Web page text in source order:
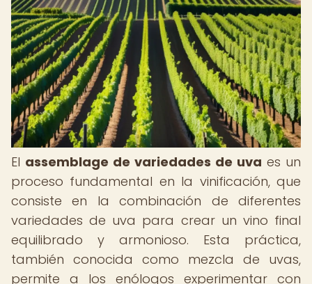
El assemblage de variedades de uva es un
proceso fundamental en la vinificación, que
consiste en la combinación de diferentes
variedades de uva para crear un vino final
equilibrado y armonioso. Esta práctica,
también conocida como mezcla de uvas,
permite a los enólogos experimentar con